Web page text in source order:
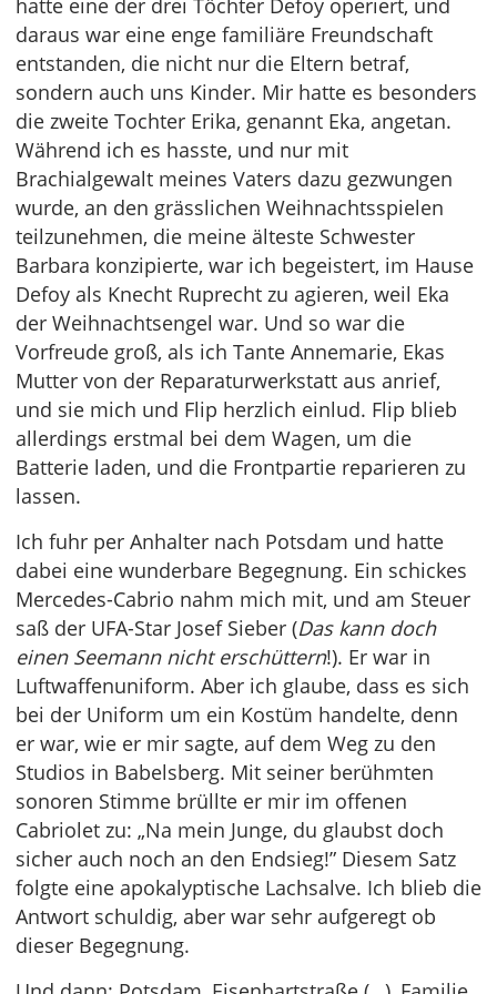
hatte eine der drei Töchter Defoy operiert, und
daraus war eine enge familiäre Freundschaft
entstanden, die nicht nur die Eltern betraf,
sondern auch uns Kinder. Mir hatte es besonders
die zweite Tochter Erika, genannt Eka, angetan.
Während ich es hasste, und nur mit
Brachialgewalt meines Vaters dazu gezwungen
wurde, an den grässlichen Weihnachtsspielen
teilzunehmen, die meine älteste Schwester
Barbara konzipierte, war ich begeistert, im Hause
Defoy als Knecht Ruprecht zu agieren, weil Eka
der Weihnachtsengel war. Und so war die
Vorfreude groß, als ich Tante Annemarie, Ekas
Mutter von der Reparaturwerkstatt aus anrief,
und sie mich und Flip herzlich einlud. Flip blieb
allerdings erstmal bei dem Wagen, um die
Batterie laden, und die Frontpartie reparieren zu
lassen.
Ich fuhr per Anhalter nach Potsdam und hatte
dabei eine wunderbare Begegnung. Ein schickes
Mercedes-Cabrio nahm mich mit, und am Steuer
saß der UFA-Star Josef Sieber (Das kann doch
einen Seemann nicht erschüttern!). Er war in
Luftwaffenuniform. Aber ich glaube, dass es sich
bei der Uniform um ein Kostüm handelte, denn
er war, wie er mir sagte, auf dem Weg zu den
Studios in Babelsberg. Mit seiner berühmten
sonoren Stimme brüllte er mir im offenen
Cabriolet zu: „Na mein Junge, du glaubst doch
sicher auch noch an den Endsieg!” Diesem Satz
folgte eine apokalyptische Lachsalve. Ich blieb die
Antwort schuldig, aber war sehr aufgeregt ob
dieser Begegnung.